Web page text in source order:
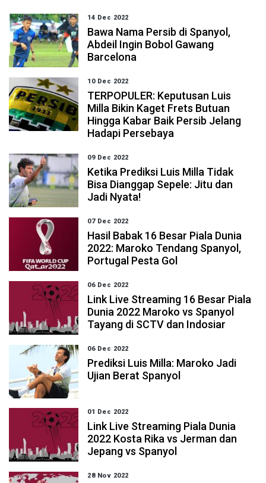
14 Dec 2022
Bawa Nama Persib di Spanyol,
Abdeil Ingin Bobol Gawang
Barcelona
10 Dec 2022
TERPOPULER: Keputusan Luis
Milla Bikin Kaget Frets Butuan
Hingga Kabar Baik Persib Jelang
Hadapi Persebaya
09 Dec 2022
Ketika Prediksi Luis Milla Tidak
Bisa Dianggap Sepele: Jitu dan
Jadi Nyata!
07 Dec 2022
Hasil Babak 16 Besar Piala Dunia
2022: Maroko Tendang Spanyol,
Portugal Pesta Gol
06 Dec 2022
Link Live Streaming 16 Besar Piala
Dunia 2022 Maroko vs Spanyol
Tayang di SCTV dan Indosiar
06 Dec 2022
Prediksi Luis Milla: Maroko Jadi
Ujian Berat Spanyol
01 Dec 2022
Link Live Streaming Piala Dunia
2022 Kosta Rika vs Jerman dan
Jepang vs Spanyol
28 Nov 2022